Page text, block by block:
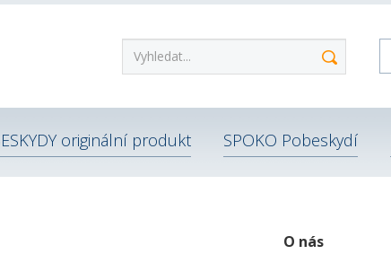
originální produkt SPOKO Pobeskydí
O nás